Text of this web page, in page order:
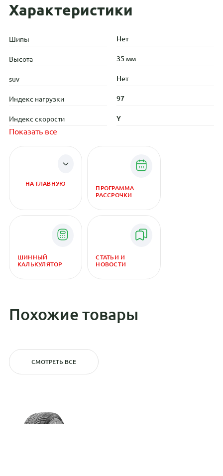
Характеристики
Шипы Нет
Высота 35 мм
suv Нет
Индекс нагрузки 97
Индекс скорости Y
Показать все
НА ГЛАВНУЮ
ПРОГРАММА
РАССРОЧКИ
ШИННЫЙ
КАЛЬКУЛЯТОР
СТАТЬИ И
НОВОСТИ
Похожие товары
СМОТРЕТЬ ВСЕ